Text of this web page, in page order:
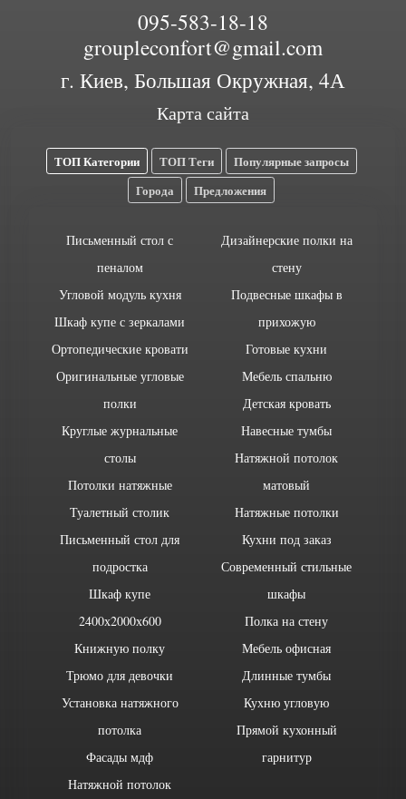
095-583-18-18
groupleconfort@gmail.com
г. Киев, Большая Окружная, 4А
Карта сайта
ТОП Категории ТОП Теги
Популярные запросы
Города
Предложения
Письменный стол с
пеналом
Угловой модуль кухня
Шкаф купе с зеркалами
Ортопедические кровати
Оригинальные угловые
полки
Круглые журнальные
столы
Потолки натяжные
Туалетный столик
Дизайнерские полки на
стену
Подвесные шкафы в
прихожую
Готовые кухни
Мебель спальню
Детская кровать
Навесные тумбы
Натяжной потолок
матовый
Натяжные потолки
Письменный стол для
подростка
Шкаф купе
2400х2000х600
Книжную полку
Трюмо для девочки
Установка натяжного
потолка
Фасады мдф
Натяжной потолок
Кухни под заказ
Современный стильные
шкафы
Полка на стену
Мебель офисная
Длинные тумбы
Кухню угловую
Прямой кухонный
гарнитур